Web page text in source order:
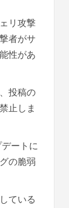
リ攻撃
者がサ
性があ
投稿の
止しま
ートに
の脆弱
ている